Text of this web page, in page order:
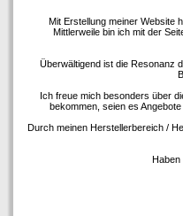
Mit Erstellung meiner Website
Mittlerweile bin ich mit der
Überwältigend ist die Resonanz
Ich freue mich besonders über
bekommen, seien es
Durch meinen Herstellerbereich /
Haben